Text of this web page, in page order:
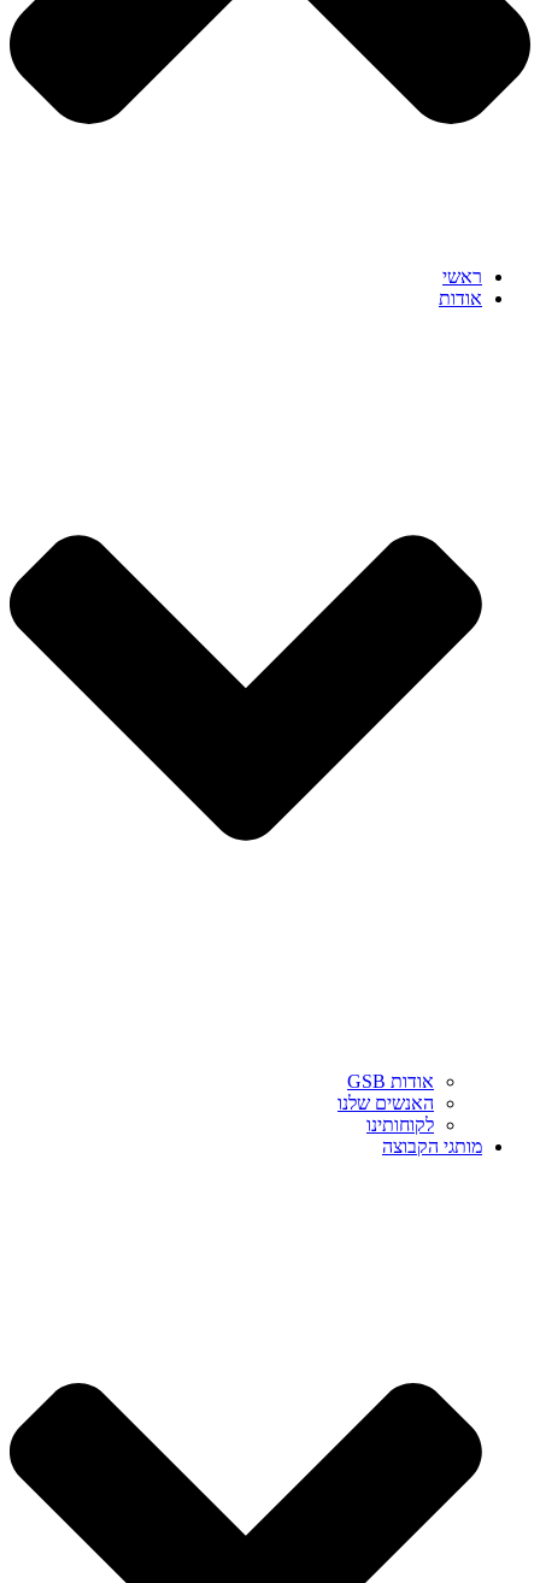
ראשי
אודות
אודות GSB
האנשים שלנו
לקוחותינו
מותגי הקבוצה